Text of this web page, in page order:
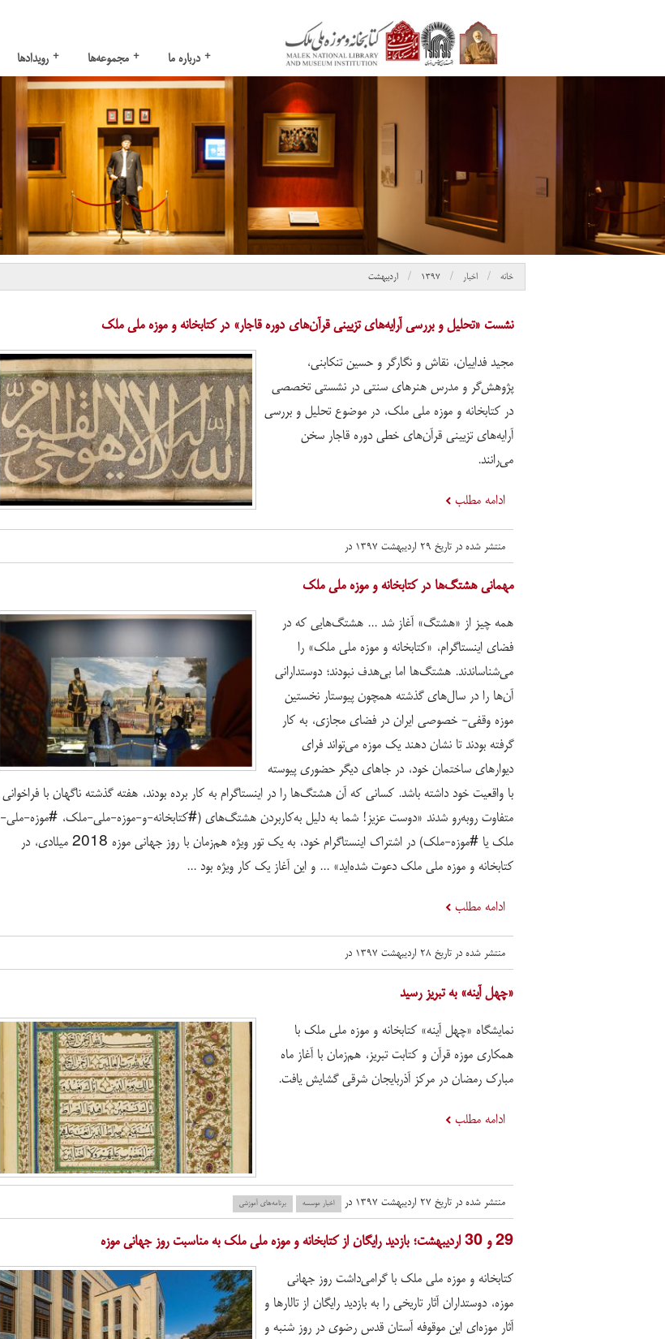
رویدادها + مجموعه‌ها + درباره ما +
خانه اخبار ۱۳۹۷ اردیبهشت
نشست «تحلیل و بررسی آرایه‌های تزیینی قرآن‌های دوره قاجار» در کتابخانه و موزه ملی ملک
مجید فداییان، نقاش و نگارگر و حسین تنکابنی،
پژوهش‌گر و مدرس هنرهای سنتی در نشستی تخصصی
در کتابخانه و موزه ملی ملک، در موضوع تحلیل و بررسی
آرایه‌های تزیینی قرآن‌های خطی دوره قاجار سخن
می‌رانند.
ادامه مطلب
منتشر شده در تاریخ ۲۹ اردیبهشت ۱۳۹۷ در
مهمانی هشتگ‌ها در کتابخانه و موزه ملی ملک
همه چیز از «هشتگ» آغاز شد ... هشتگ‌هایی که در
فضای اینستاگرام، «کتابخانه و موزه ملی ملک» را
می‌شناساندند. هشتگ‌ها اما بی‌هدف نبودند؛ دوستدارانی
آن‌ها را در سال‌های گذشته همچون پیوستار نخستین
موزه وقفی- خصوصی ایران در فضای مجازی، به کار
گرفته بودند تا نشان دهند یک موزه می‌تواند فرای
دیوارهای ساختمان خود، در جاهای دیگر حضوری پیوسته
با واقعیت خود داشته باشد. کسانی که آن هشتگ‌ها را در اینستاگرام به کار برده بودند، هفته گذشته ناگهان با فراخوانی
متفاوت روبه‌رو شدند «دوست عزیز! شما به دلیل به‌کاربردن هشتگ‌های (#کتابخانه-و-موزه-ملی-ملک، #موزه-ملی-
ملک یا #موزه-ملک) در اشتراک اینستاگرام خود، به یک تور ویژه هم‌زمان با روز جهانی موزه 2018 میلادی، در
کتابخانه و موزه ملی ملک دعوت شده‌اید» ... و این آغاز یک کار ویژه بود ...
ادامه مطلب
منتشر شده در تاریخ ۲۸ اردیبهشت ۱۳۹۷ در
«چهل آینه» به تبریز رسید
نمایشگاه «چهل آینه» کتابخانه و موزه ملی ملک با
همکاری موزه قرآن و کتابت تبریز، هم‌زمان با آغاز ماه
مبارک رمضان در مرکز آذربایجان شرقی گشایش یافت.
ادامه مطلب
منتشر شده در تاریخ ۲۷ اردیبهشت ۱۳۹۷ در اخبار موسسه برنامه‌های آموزشی
​29 و 30 اردیبهشت؛ بازدید رایگان از کتابخانه و موزه ملی ملک به مناسبت روز جهانی موزه
کتابخانه و موزه ملی ملک با گرامی‌داشت روز جهانی
موزه، دوستداران آثار تاریخی را به بازدید رایگان از تالارها و
آثار موزه‌ای این موقوفه آستان قدس رضوی در روز شنبه و